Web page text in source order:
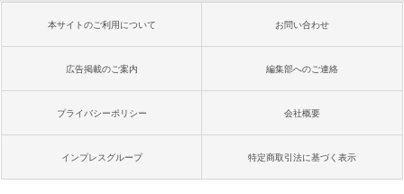
本サイトのご利用について お問い合わせ
広告掲載のご案内 編集部へのご連絡
プライバシーポリシー 会社概要
インプレスグループ 特定商取引法に基づく表示